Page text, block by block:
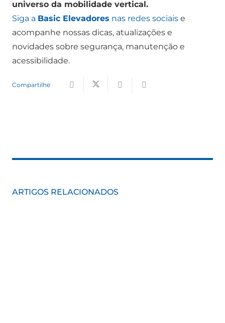
universo da mobilidade vertical.
Siga a Basic Elevadores nas redes sociais e
acompanhe nossas dicas, atualizações e
novidades sobre segurança, manutenção e
acessibilidade.
Compartilhe
ARTIGOS RELACIONADOS